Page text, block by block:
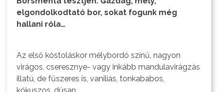
elgondolkodtató bor, sokat fogunk még
hallani róla…
Az első kóstoláskor mélybordó színű, nagyon
virágos, cseresznye- vagy inkább mandulavirágzás
illatú, de fűszeres is, vaníliás, tonkababos,